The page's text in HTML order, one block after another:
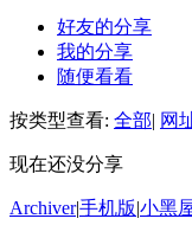
好友的分享
我的分享
随便看看
按类型查看: 全部| 网
现在还没分享
Archiver|手机版|小黑